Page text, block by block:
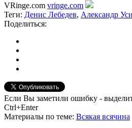
VRinge.com vringe.com
Теги: Денис Лебедев, Александр
Поделиться:
Если Вы заметили ошибку -
Ctrl+Enter
Материалы по теме: Всякая всячина